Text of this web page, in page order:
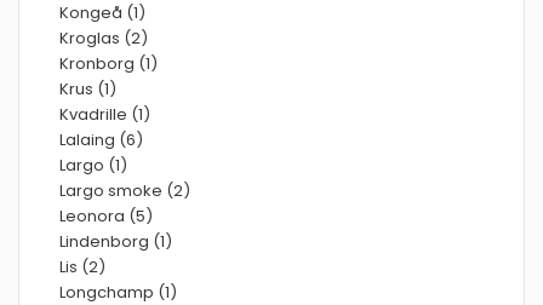
Kongeå (1)
Kroglas (2)
Kronborg (1)
Krus (1)
Kvadrille (1)
Lalaing (6)
Largo (1)
Largo smoke (2)
Leonora (5)
Lindenborg (1)
Lis (2)
Longchamp (1)